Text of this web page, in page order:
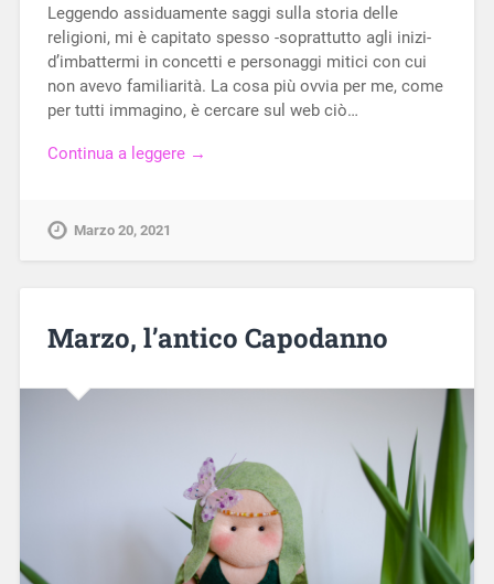
Leggendo assiduamente saggi sulla storia delle
religioni, mi è capitato spesso -soprattutto agli inizi-
d’imbattermi in concetti e personaggi mitici con cui
non avevo familiarità. La cosa più ovvia per me, come
per tutti immagino, è cercare sul web ciò…
Continua a leggere →
Marzo 20, 2021
Marzo, l’antico Capodanno